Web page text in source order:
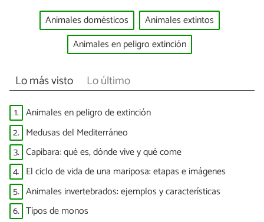
Animales domésticos
Animales extintos
Animales en peligro extinción
Lo más visto Lo último
1. Animales en peligro de extinción
2. Medusas del Mediterráneo
3. Capibara: qué es, dónde vive y qué come
4. El ciclo de vida de una mariposa: etapas e imágenes
5. Animales invertebrados: ejemplos y características
6. Tipos de monos